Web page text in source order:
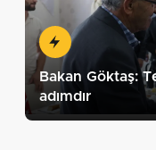
Bakan Göktaş:
adımdır